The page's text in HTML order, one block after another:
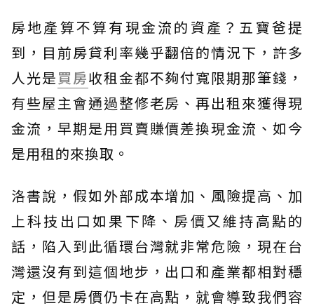
房地產算不算有現金流的資產？五寶爸提
到，目前房貸利率幾乎翻倍的情況下，許多
人光是買房收租金都不夠付寬限期那筆錢，
有些屋主會通過整修老房、再出租來獲得現
金流，早期是用買賣賺價差換現金流、如今
是用租的來換取。
洛書說，假如外部成本增加、風險提高、加
上科技出口如果下降、房價又維持高點的
話，陷入到此循環台灣就非常危險，現在台
灣還沒有到這個地步，出口和產業都相對穩
定，但是房價仍卡在高點，就會導致我們容